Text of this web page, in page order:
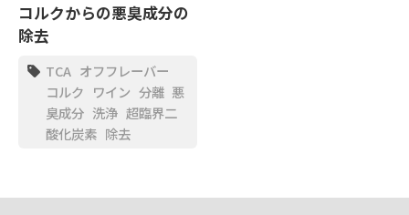
コルクからの悪臭成分の
除去
TCA オフフレーバー
コルク ワイン 分離 悪
臭成分 洗浄 超臨界二
酸化炭素 除去